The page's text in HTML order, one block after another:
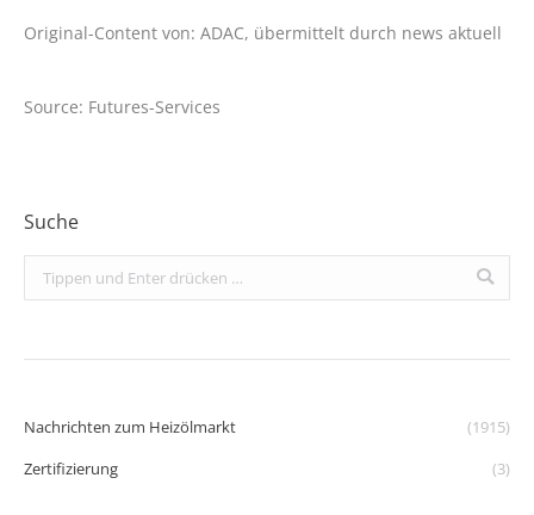
Original-Content von: ADAC, übermittelt durch news aktuell
Source: Futures-Services
Suche
Search:
Nachrichten zum Heizölmarkt
(1915)
Zertifizierung
(3)